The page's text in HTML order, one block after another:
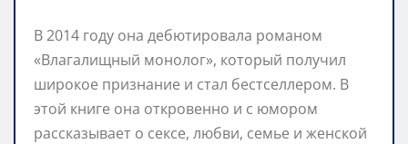
В 2014 году она дебютировала романом
«Влагалищный монолог», который получил
широкое признание и стал бестселлером. В
этой книге она откровенно и с юмором
рассказывает о сексе, любви, семье и женской